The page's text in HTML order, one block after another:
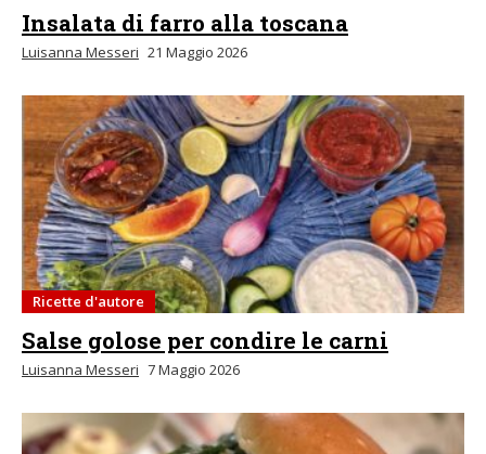
Insalata di farro alla toscana
Luisanna Messeri 21 Maggio 2026
Ricette d'autore
Salse golose per condire le carni
Luisanna Messeri 7 Maggio 2026